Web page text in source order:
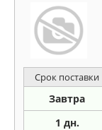
Срок поставки
Завтра
1 дн.